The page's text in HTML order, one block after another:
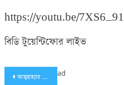
https://youtu.be/
বিডি টুয়েন্টিফোর লাইভ
Post
আত্মহত্যার হুমকি সালমান হত্যার বিচার না হলে (ভিডিও) ad